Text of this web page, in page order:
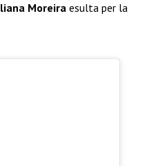
Moreiraesulta per la